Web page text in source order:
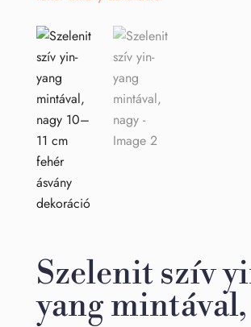
Szelenit szív
yang